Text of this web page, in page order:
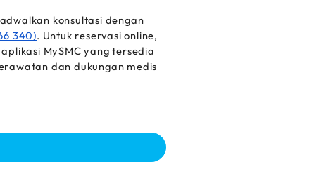
konsultasi dengan
340). Untuk reservasi online,
aplikasi MySMC yang tersedia
dan dukungan medis